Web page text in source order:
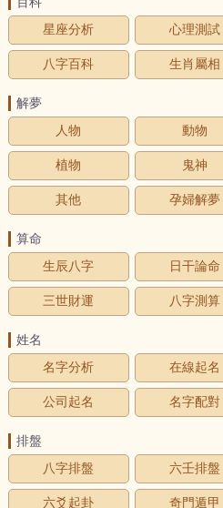
星座分析
心理測試
八字百科 生肖屬相
解夢
人物
動物
植物 鬼神
其他 孕婦解夢
算命
生辰八字
日干論命
三世財運 八字測算
姓名
名字分析
在線起名
公司起名 名字配對
排盤
八字排盤
六壬排盤
六爻起卦 奇門遁甲